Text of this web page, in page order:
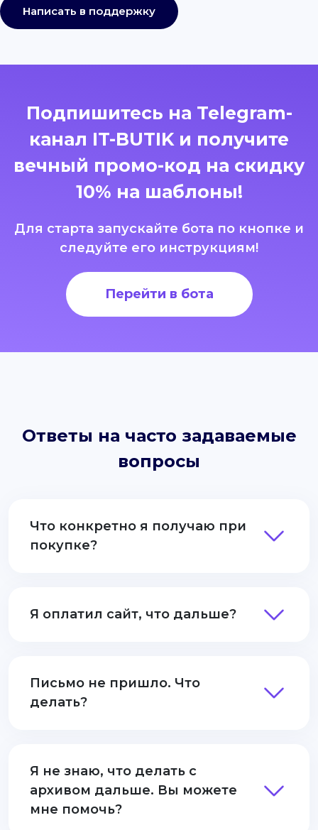
Написать в поддержку
Подпишитесь на Telegram-
канал IT-BUTIK и получите
вечный промо-код на скидку
10% на шаблоны!
Для старта запускайте бота по кнопке и
следуйте его инструкциям!
Перейти в бота
Ответы на часто задаваемые
вопросы
Что конкретно я получаю при
покупке?
Я оплатил сайт, что дальше?
Письмо не пришло. Что
делать?
Я не знаю, что делать с
архивом дальше. Вы можете
мне помочь?